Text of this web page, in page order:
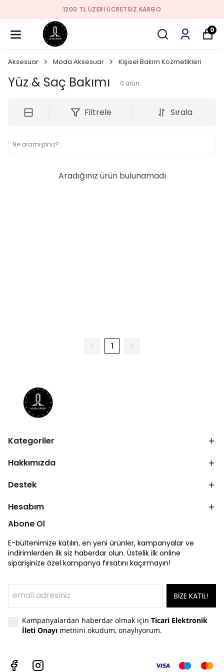
1200 TL ÜZERI ÜCRETSIZ KARGO
0
Aksesuar Moda Aksesuar Kişisel Bakım Kozmetikleri
Yüz & Saç Bakımı 0 ürün
Filtrele Sırala
Aradığınız ürün bulunamadı
1
Kategoriler
Hakkımızda
Destek
Hesabım
Abone Ol
E-bültenimize katılın, en yeni ürünler, kampanyalar ve
indirimlerden ilk siz haberdar olun. Üstelik ilk online
siparişinize özel kampanya fırsatını kaçırmayın!
BİZE KATIL!
Kampanyalardan haberdar olmak için Ticari Elektronik
İleti Onayı metnini okudum, onaylıyorum.